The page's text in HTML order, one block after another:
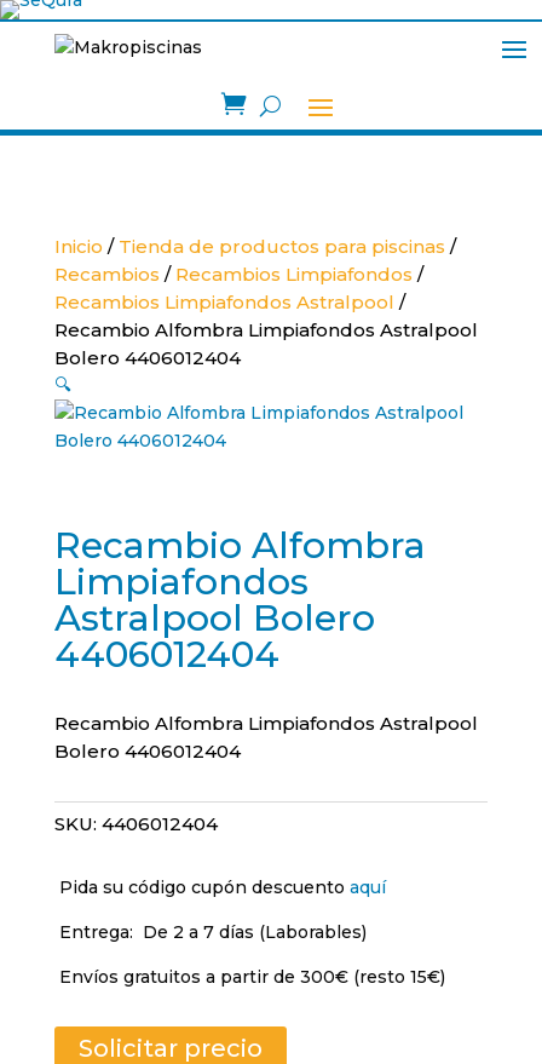

Inicio / Tienda de productos para piscinas /
Recambios / Recambios Limpiafondos /
Recambios Limpiafondos Astralpool /
Recambio Alfombra Limpiafondos Astralpool
Bolero 4406012404
🔍
Recambio Alfombra
Limpiafondos
Astralpool Bolero
4406012404
Recambio Alfombra Limpiafondos Astralpool
Bolero 4406012404
SKU: 4406012404
Pida su código cupón descuento aquí
Entrega: De 2 a 7 días (Laborables)
Envíos gratuitos a partir de 300€ (resto 15€)
Solicitar precio